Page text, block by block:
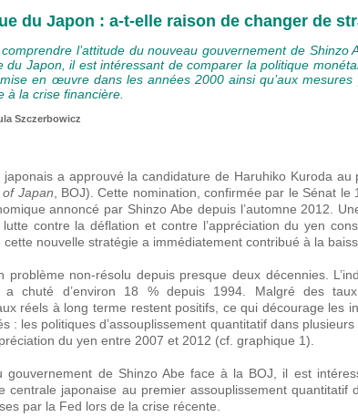
du Japon : a-t-elle raison de changer de
l’attitude du nouveau gouvernement de Shinzo
du Japon, il est intéressant de comparer la politique
en œuvre dans les années 2000 ainsi qu’aux
à la crise financière.
Szczerbowicz
a approuvé la candidature de Haruhiko Kuroda au
of Japan, BOJ). Cette nomination, confirmée par le Sénat le
annoncé par Shinzo Abe depuis l’automne 2012.
contre la déflation et contre l’appréciation du yen
cette nouvelle stratégie a immédiatement contribué à la
non-résolu depuis presque deux décennies.
chuté d’environ 18 % depuis 1994. Malgré des taux
réels à long terme restent positifs, ce qui décourage les
: les politiques d’assouplissement quantitatif dans
du yen entre 2007 et 2012 (cf. graphique 1).
gouvernement de Shinzo Abe face à la BOJ, il est
centrale japonaise au premier assouplissement quantitatif
par la Fed lors de la crise récente.